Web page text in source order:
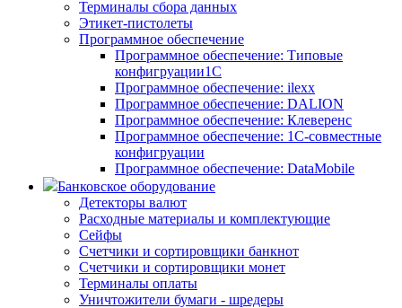
Терминалы сбора данных
Этикет-пистолеты
Программное обеспечение
Программное обеспечение: Типовые
конфигруации1С
Программное обеспечение: ilexx
Программное обеспечение: DALION
Программное обеспечение: Клеверенс
Программное обеспечение: 1С-совместные
конфигруации
Программное обеспечение: DataMobile
Банковское оборудование
Детекторы валют
Расходные материалы и комплектующие
Сейфы
Счетчики и сортировщики банкнот
Счетчики и сортировщики монет
Терминалы оплаты
Уничтожители бумаги - шредеры